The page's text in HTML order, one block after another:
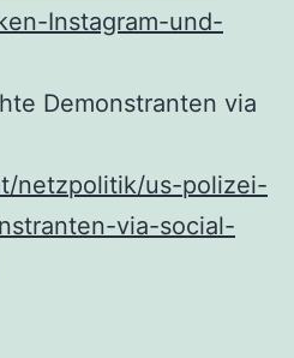
Instagram-und-
Demonstranten via
netzpolitik/us-polizei-
via-social-